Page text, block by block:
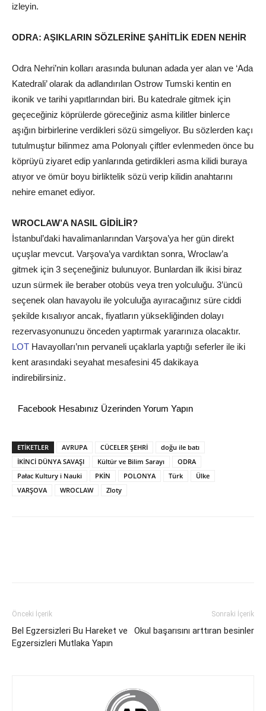
izleyin.
ODRA: AŞIKLARIN SÖZLERİNE ŞAHİTLİK EDEN NEHİR
Odra Nehri’nin kolları arasında bulunan adada yer alan ve ‘Ada
Katedrali’ olarak da adlandırılan Ostrow Tumski kentin en
ikonik ve tarihi yapıtlarından biri. Bu katedrale gitmek için
geçeceğiniz köprülerde göreceğiniz asma kilitler binlerce
aşığın birbirlerine verdikleri sözü simgeliyor. Bu sözlerden kaçı
tutulmuştur bilinmez ama Polonyalı çiftler evlenmeden önce bu
köprüyü ziyaret edip yanlarında getirdikleri asma kilidi buraya
atıyor ve ömür boyu birliktelik sözü verip kilidin anahtarını
nehire emanet ediyor.
WROCLAW’A NASIL GİDİLİR?
İstanbul’daki havalimanlarından Varşova’ya her gün direkt
uçuşlar mevcut. Varşova’ya vardıktan sonra, Wroclaw’a
gitmek için 3 seçeneğiniz bulunuyor. Bunlardan ilk ikisi biraz
uzun sürmek ile beraber otobüs veya tren yolculuğu. 3’üncü
seçenek olan havayolu ile yolculuğa ayıracağınız süre ciddi
şekilde kısalıyor ancak, fiyatların yüksekliğinden dolayı
rezervasyonunuzu önceden yaptırmak yararınıza olacaktır.
LOT Havayolları’nın pervaneli uçaklarla yaptığı seferler ile iki
kent arasındaki seyahat mesafesini 45 dakikaya
indirebilirsiniz.
Facebook Hesabınız Üzerinden Yorum Yapın
ETİKETLER AVRUPA CÜCELER ŞEHRİ
doğu ile batı
İKİNCİ DÜNYA SAVAŞI
Kültür ve Bilim Sarayı
ODRA
Pałac Kultury i Nauki
PKİN POLONYA Türk
Ülke
VARŞOVA
WROCLAW Zloty
Önceki İçerik
Bel Egzersizleri Bu Hareket ve
Egzersizleri Mutlaka Yapın
Sonraki İçerik
Okul başarısını arttıran besinler